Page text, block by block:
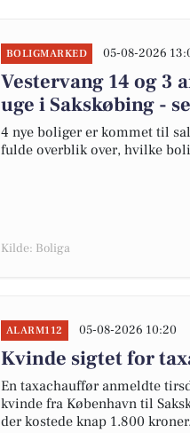
BOLIGMARKED 05-08-2026
Vestervang 14 og 3
uge i Sakskøbing -
4 nye boliger er kommet til
fulde overblik over, hvilke
Kilde: Boliga
ALARM112 05-08-2026 10:20
Kvinde sigtet for
En taxachauffør anmeldte
kvinde fra København til
der kostede knap 1.800 kroner.